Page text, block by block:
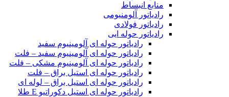
منابع انبساط
رادیاتور آلومنیومی
رادیاتور فولادی
رادیاتور حوله ایی
رادیاتور حوله ای آلومینیوم سفید
رادیاتور حوله ای آلومینیوم سفید – فلت
رادیاتور حوله ای آلومینیوم مشکی – فلت
رادیاتور حوله ای استیل براق – فلت
رادیاتور حوله ای استیل براق – لوله ای
رادیاتور حوله ای استیل دکوراتیو E طلا